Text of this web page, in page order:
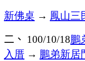
新佛桌 → 鳳山三
二、 100/10/18鵬
入厝 → 鵬弟新居